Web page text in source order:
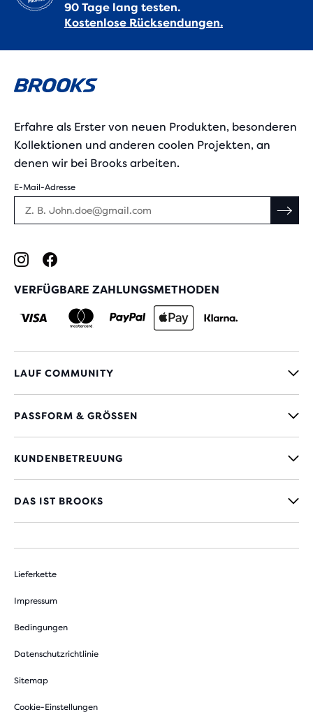
90 Tage lang testen.
Kostenlose Rücksendungen.
Erfahre als Erster von neuen Produkten, besonderen
Kollektionen und anderen coolen Projekten, an
denen wir bei Brooks arbeiten.
E-Mail-Adresse
VERFÜGBARE ZAHLUNGSMETHODEN
LAUF COMMUNITY
PASSFORM & GRÖSSEN
KUNDENBETREUUNG
DAS IST BROOKS
Lieferkette
Impressum
Bedingungen
Datenschutzrichtlinie
Sitemap
Cookie-Einstellungen